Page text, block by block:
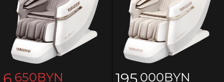
6 650BYN 195 000BYN